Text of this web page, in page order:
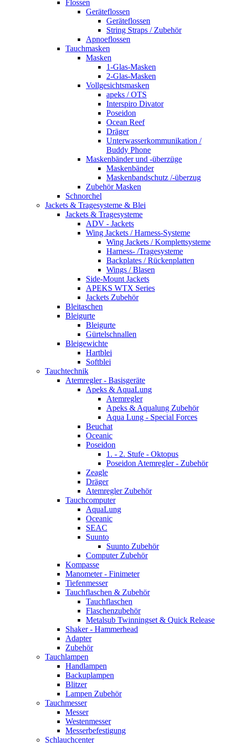
Flossen
Geräteflossen
Geräteflossen
String Straps / Zubehör
Apnoeflossen
Tauchmasken
Masken
1-Glas-Masken
2-Glas-Masken
Vollgesichtsmasken
apeks / OTS
Interspiro Divator
Poseidon
Ocean Reef
Dräger
Unterwasserkommunikation /
Buddy Phone
Maskenbänder und -überzüge
Maskenbänder
Maskenbandschutz /-überzug
Zubehör Masken
Schnorchel
Jackets & Tragesysteme & Blei
Jackets & Tragesysteme
ADV - Jackets
Wing Jackets / Harness-Systeme
Wing Jackets / Komplettsysteme
Harness- /Tragesysteme
Backplates / Rückenplatten
Wings / Blasen
Side-Mount Jackets
APEKS WTX Series
Jackets Zubehör
Bleitaschen
Bleigurte
Bleigurte
Gürtelschnallen
Bleigewichte
Hartblei
Softblei
Tauchtechnik
Atemregler - Basisgeräte
Apeks & AquaLung
Atemregler
Apeks & Aqualung Zubehör
Aqua Lung - Special Forces
Beuchat
Oceanic
Poseidon
1. - 2. Stufe - Oktopus
Poseidon Atemregler - Zubehör
Zeagle
Dräger
Atemregler Zubehör
Tauchcomputer
AquaLung
Oceanic
SEAC
Suunto
Suunto Zubehör
Computer Zubehör
Kompasse
Manometer - Finimeter
Tiefenmesser
Tauchflaschen & Zubehör
Tauchflaschen
Flaschenzubehör
Metalsub Twinningset & Quick Release
Shaker - Hammerhead
Adapter
Zubehör
Tauchlampen
Handlampen
Backuplampen
Blitzer
Lampen Zubehör
Tauchmesser
Messer
Westenmesser
Messerbefestigung
Schlauchcenter